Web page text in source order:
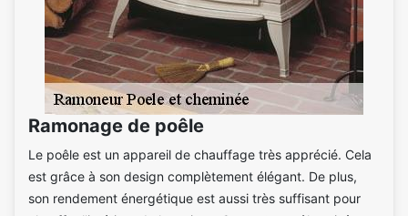
Ramonage de poêle
Le poêle est un appareil de chauffage très apprécié. Cela
est grâce à son design complètement élégant. De plus,
son rendement énergétique est aussi très suffisant pour